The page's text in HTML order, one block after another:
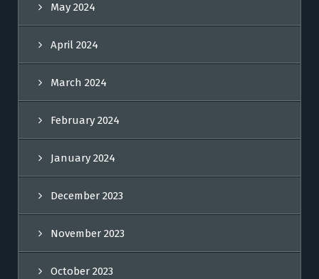
May 2024
April 2024
March 2024
February 2024
January 2024
December 2023
November 2023
October 2023